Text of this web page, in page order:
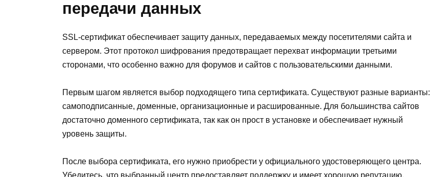
передачи данных
SSL-сертификат обеспечивает защиту данных, передаваемых между посетителями сайта и
сервером. Этот протокол шифрования предотвращает перехват информации третьими
сторонами, что особенно важно для форумов и сайтов с пользовательскими данными.
Первым шагом является выбор подходящего типа сертификата. Существуют разные варианты:
самоподписанные, доменные, организационные и расшированные. Для большинства сайтов
достаточно доменного сертификата, так как он прост в установке и обеспечивает нужный
уровень защиты.
После выбора сертификата, его нужно приобрести у официального удостоверяющего центра.